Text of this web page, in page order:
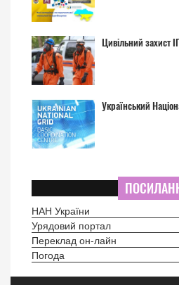
Цивільний захист
Український
НАН України
Урядовий портал
Переклад он-лайн
Погода